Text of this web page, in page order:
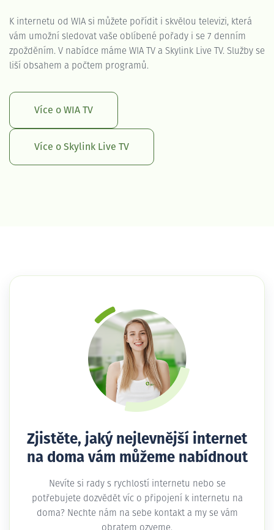
K internetu od WIA si můžete pořídit i skvělou televizi, která
vám umožní sledovat vaše oblíbené pořady i se 7 denním
zpožděním. V nabídce máme WIA TV a Skylink Live TV. Služby se
liší obsahem a počtem programů.
Více o WIA TV
Více o Skylink Live TV
Zjistěte, jaký nejlevnější internet
na doma vám můžeme nabídnout
Nevíte si rady s rychlostí internetu nebo se
potřebujete dozvědět víc o připojení k internetu na
doma? Nechte nám na sebe kontakt a my se vám
obratem ozveme.